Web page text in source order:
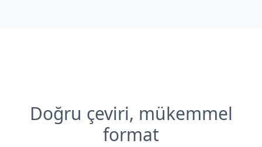
Doğru çeviri, mükemmel
format